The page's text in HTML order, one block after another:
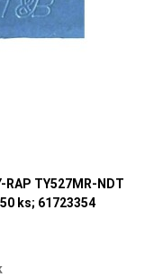
RAP TY527MR-NDT
ks; 61723354